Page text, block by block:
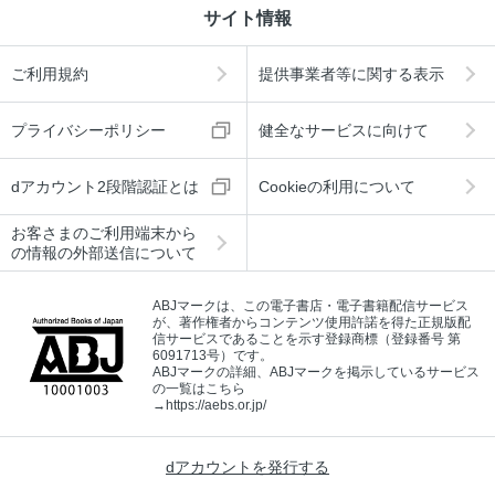
サイト情報
ご利用規約 提供事業者等に関する表示
プライバシーポリシー 健全なサービスに向けて
dアカウント2段階認証とは Cookieの利用について
お客さまのご利用端末から
の情報の外部送信について
ABJマークは、この電子書店・電子書籍配信サービス
が、著作権者からコンテンツ使用許諾を得た正規版配
信サービスであることを示す登録商標（登録番号 第
6091713号）です。
ABJマークの詳細、ABJマークを掲示しているサービス
の一覧はこちら
→ https://aebs.or.jp/
dアカウントを発行する